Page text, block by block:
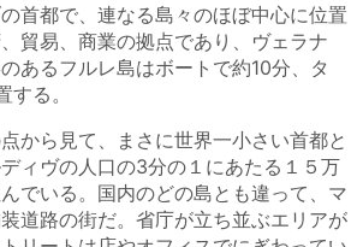
首都で、連なる島々のほぼ中心に位置
貿易、商業の拠点であり、ヴェラナ
あるフルレ島はボートで約10分、タ
る。
から見て、まさに世界一小さい首都と
ィヴの人口の3分の１にあたる１５万
でいる。国内のどの島とも違って、マ
道路の街だ。省庁が立ち並ぶエリアが